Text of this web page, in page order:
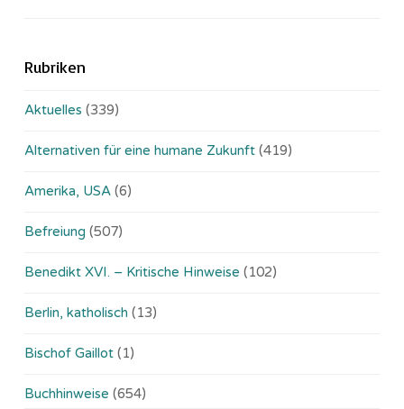
Rubriken
Aktuelles (339)
Alternativen für eine humane Zukunft (419)
Amerika, USA (6)
Befreiung (507)
Benedikt XVI. – Kritische Hinweise (102)
Berlin, katholisch (13)
Bischof Gaillot (1)
Buchhinweise (654)